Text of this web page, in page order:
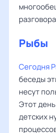
Рыбы
Сегодня
беседы
несут
Этот
детских